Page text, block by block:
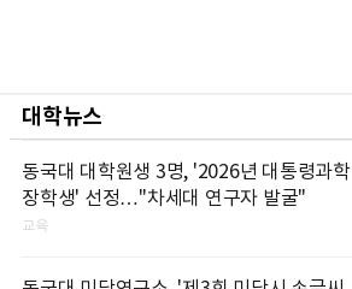
대학뉴스
동국대 대학원생 3명, '2026년 대통령과학
장학생' 선정…"차세대 연구자 발굴"
교육